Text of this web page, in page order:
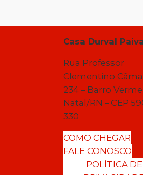
Casa Durval
Rua Professor
Clementino
234 – Barro
Natal/RN – CEP
330
COMO CHEGAR
FALE CONOSCO
POLÍTICA DE